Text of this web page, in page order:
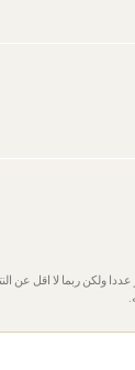
ولكن ربما لا اقل عن